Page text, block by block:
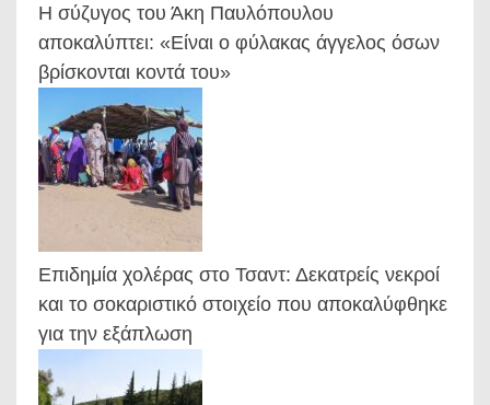
Η σύζυγος του Άκη Παυλόπουλου
αποκαλύπτει: «Είναι ο φύλακας άγγελος όσων
βρίσκονται κοντά του»
Επιδημία χολέρας στο Τσαντ: Δεκατρείς νεκροί
και το σοκαριστικό στοιχείο που αποκαλύφθηκε
για την εξάπλωση